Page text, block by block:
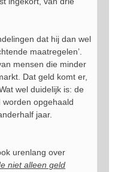
dat hij dan wel
maatregelen’.
mensen die minder
Dat geld komt er,
wel duidelijk is: de
opgehaald
jaar.
urenlang over
niet alleen geld